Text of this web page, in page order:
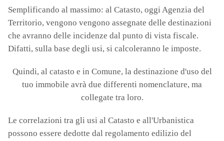
Semplificando al massimo: al Catasto, oggi Agenzia del
Territorio, vengono vengono assegnate delle destinazioni
che avranno delle incidenze dal punto di vista fiscale.
Difatti, sulla base degli usi, si calcoleranno le imposte.
Quindi, al catasto e in Comune, la destinazione d'uso del
tuo immobile avrà due differenti nomenclature, ma
collegate tra loro.
Le correlazioni tra gli usi al Catasto e all'Urbanistica
possono essere dedotte dal regolamento edilizio del